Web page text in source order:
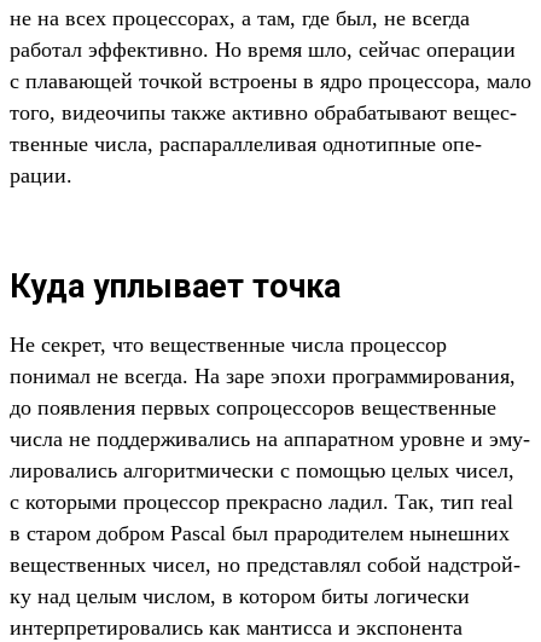
не на всех про­цес­сорах, а там, где был, не всег­да
работал эффектив­но. Но вре­мя шло, сей­час опе­рации
с пла­вающей точ­кой встро­ены в ядро про­цес­сора, мало
того, виде­очи­пы так­же активно обра­баты­вают вещес­
твен­ные чис­ла, рас­парал­леливая одно­тип­ные опе­
рации.
Куда уплывает точка
Не сек­рет, что вещес­твен­ные чис­ла про­цес­сор
понимал не всег­да. На заре эпо­хи прог­рамми­рова­ния,
до появ­ления пер­вых соп­роцес­соров вещес­твен­ные
чис­ла не под­держи­вались на аппа­рат­ном уров­не и эму­
лиро­вались алго­рит­мичес­ки с помощью целых чисел,
с которы­ми про­цес­сор прек­расно ладил. Так, тип real
в ста­ром доб­ром Pascal был пра­роди­телем нынеш­них
вещес­твен­ных чисел, но пред­став­лял собой надс­трой­
ку над целым чис­лом, в котором биты логичес­ки
интер­пре­тиро­вались как ман­тисса и экспо­нен­та